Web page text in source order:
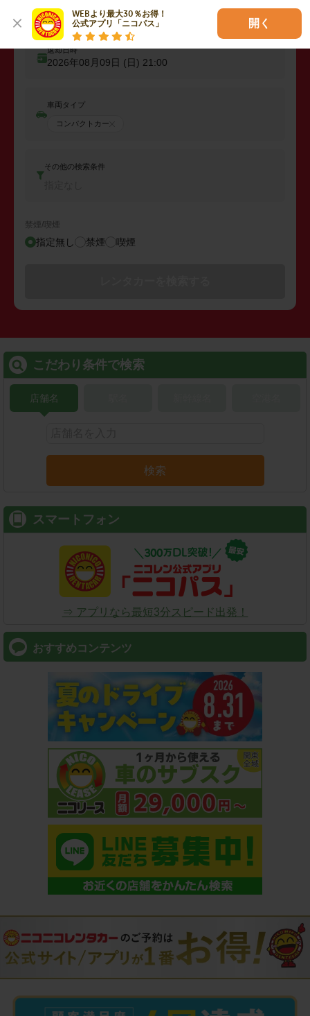
WEBより最大30％お得！
公式アプリ「ニコパス」
開く
出発日時
2026年08月08日 (土) 21:00
返却日時
2026年08月09日 (日) 21:00
車両タイプ
コンパクトカー
その他の検索条件
禁煙/喫煙
指定無し 禁煙 喫煙
こだわり条件で検索
店舗名
検索
スマートフォン
⇒ アプリなら最短3分スピード出発！
おすすめコンテンツ